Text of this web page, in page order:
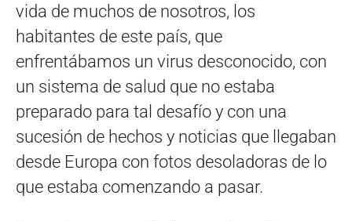
vida de muchos de nosotros, los
habitantes de este país, que
enfrentábamos un virus desconocido, con
un sistema de salud que no estaba
preparado para tal desafío y con una
sucesión de hechos y noticias que llegaban
desde Europa con fotos desoladoras de lo
que estaba comenzando a pasar.